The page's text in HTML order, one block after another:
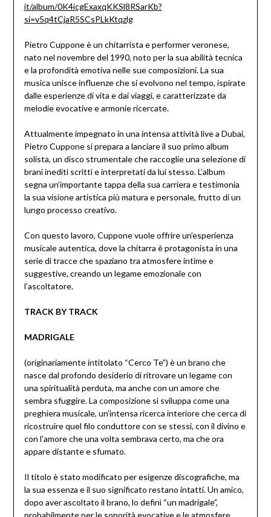
it/album/0K4icgExaxqKKSl8RSarKb?
si=v5q4tCjaR5SCsPLkKtqzlg
Pietro Cuppone è un chitarrista e performer veronese,
nato nel novembre del 1990, noto per la sua abilità tecnica
e la profondità emotiva nelle sue composizioni. La sua
musica unisce influenze che si evolvono nel tempo, ispirate
dalle esperienze di vita e dai viaggi, e caratterizzate da
melodie evocative e armonie ricercate.
Attualmente impegnato in una intensa attività live a Dubai,
Pietro Cuppone si prepara a lanciare il suo primo album
solista, un disco strumentale che raccoglie una selezione di
brani inediti scritti e interpretati da lui stesso. L’album
segna un’importante tappa della sua carriera e testimonia
la sua visione artistica più matura e personale, frutto di un
lungo processo creativo.
Con questo lavoro, Cuppone vuole offrire un’esperienza
musicale autentica, dove la chitarra è protagonista in una
serie di tracce che spaziano tra atmosfere intime e
suggestive, creando un legame emozionale con
l’ascoltatore.
TRACK BY TRACK
MADRIGALE
(originariamente intitolato “Cerco Te”) è un brano che
nasce dal profondo desiderio di ritrovare un legame con
una spiritualità perduta, ma anche con un amore che
sembra sfuggire. La composizione si sviluppa come una
preghiera musicale, un’intensa ricerca interiore che cerca di
ricostruire quel filo conduttore con se stessi, con il divino e
con l’amore che una volta sembrava certo, ma che ora
appare distante e sfumato.
Il titolo è stato modificato per esigenze discografiche, ma
la sua essenza e il suo significato restano intatti. Un amico,
dopo aver ascoltato il brano, lo definì “un madrigale”,